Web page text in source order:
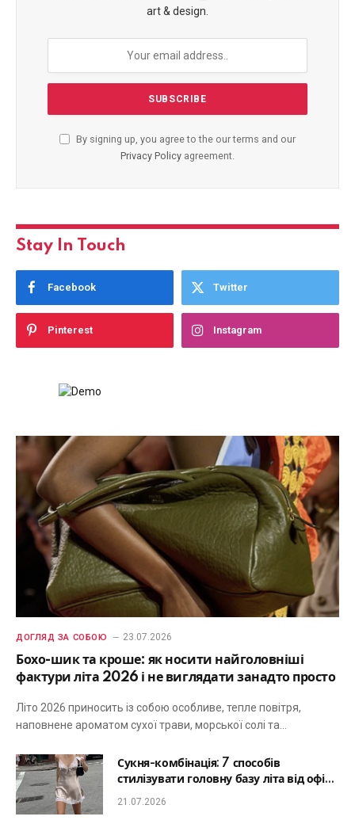
art & design.
By signing up, you agree to the our terms and our
Privacy Policy agreement.
Stay In Touch
Facebook Twitter
Pinterest Instagram
ДОГЛЯД ЗА СОБОЮ 23.07.2026
Бохо-шик та кроше: як носити найголовніші
фактури літа 2026 і не виглядати занадто просто
Літо 2026 приносить із собою особливе, тепле повітря,
наповнене ароматом сухої трави, морської солі та…
Сукня-комбінація: 7 способів
стилізувати головну базу літа від офісу
до романтичної вечері
21.07.2026